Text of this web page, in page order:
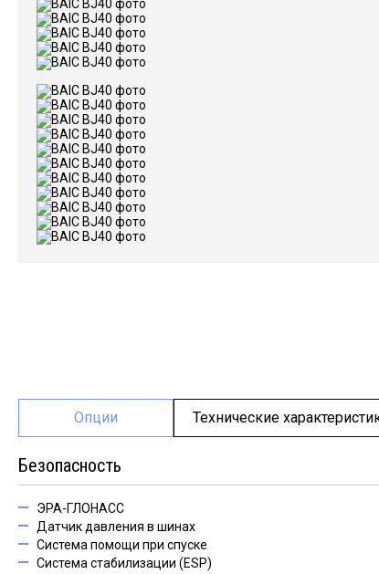
Опции Технические
Безопасность
ЭРА-ГЛОНАСС
Датчик давления в шинах
Система помощи при спуске
Система стабилизации (ESP)